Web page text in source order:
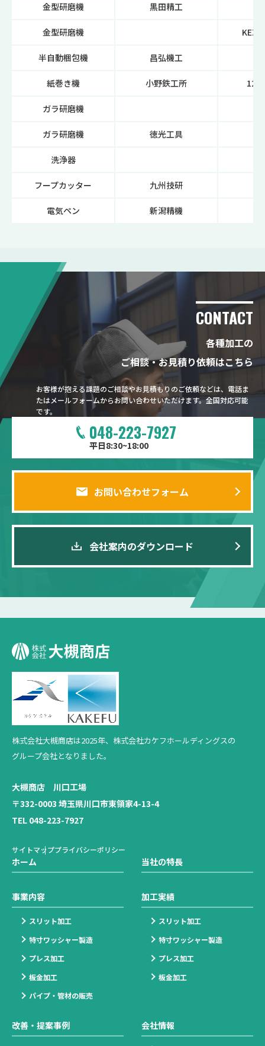
金型研磨機 黒田精工
金型研磨機 KEZ-
半自動梱包機 昌弘機工
紙巻き機 小野鉄工所
ガラ研磨機
ガラ研磨機 徳光工具
洗浄器
フープカッター 九州技研
電気ペン 新潟精機
CONTACT
各種加工の
ご相談・お見積り依頼はこちら
お客様が抱える課題のご相談やお見積もりのご依頼などは、電話ま
たはメールフォームからお問い合わせいただけます。全国対応可能
です。
048-223-7927
平日8:30~18:00
お問い合わせフォーム
会社案内のダウンロード
株式会社大槻商店は2025年、 株式会社カケフホールディングスの
グループ会社となりました。
大槻商店 川口工場
〒332-0003 埼玉県川口市東領家4-13-4
TEL 048-223-7927
サイトマッププライバシーポリシー
ホーム 当社の特長
事業内容
スリット加工
特寸ワッシャー製造
プレス加工
板金加工
パイプ・管材の販売
加工実績
スリット加工
特寸ワッシャー製造
プレス加工
板金加工
改善・提案事例 会社情報